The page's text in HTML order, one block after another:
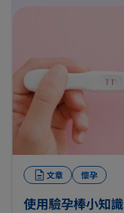
文章 懷孕
使用驗孕棒小知識